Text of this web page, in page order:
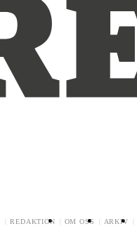
REDAKTION OM OSS ARKIV